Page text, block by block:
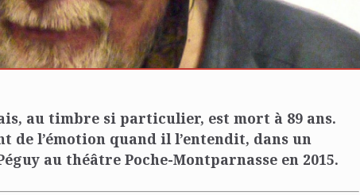
au timbre si particulier, est mort à 89 ans.
de l’émotion quand il l’entendit, dans un
au théâtre Poche-Montparnasse en 2015.